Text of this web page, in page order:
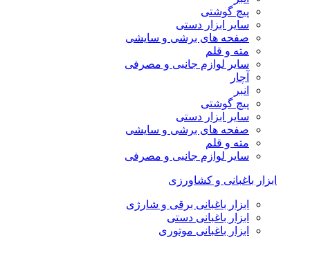
پیچ گوشتی
سایر ابزار دستی
صفحه های برشی و سایشی
مته و قلم
سایر لوازم جانبی و مصرفی
آچار
انبر
پیچ گوشتی
سایر ابزار دستی
صفحه های برشی و سایشی
مته و قلم
سایر لوازم جانبی و مصرفی
ابزار باغبانی و کشاورزی
ابزار باغبانی برقی و شارژی
ابزار باغبانی دستی
ابزار باغبانی موتوری